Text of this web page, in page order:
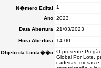
N�mero Edital
1
Ano 2023
Data Abertura
21/03/2023
Hora Abertura
14:00
Objeto da Licita��o O presente
Global Por Lote,
cadeiras, mesas